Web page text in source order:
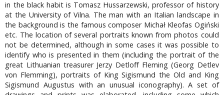
in the black habit is Tomasz Hussarzewski, professor of history
at the University of Vilna. The man with an Italian landscape in
the background is the famous composer Michał Kleofas Ogiński
etc. The location of several portraits known from photos could
not be determined, although in some cases it was possible to
identify who is presented in them (including the portrait of the
great Lithuanian treasurer Jerzy Detloff Fleming (Georg Detlev
von Flemming), portraits of King Sigismund the Old and King
Sigismund Augustus with an unusual iconography). A set of